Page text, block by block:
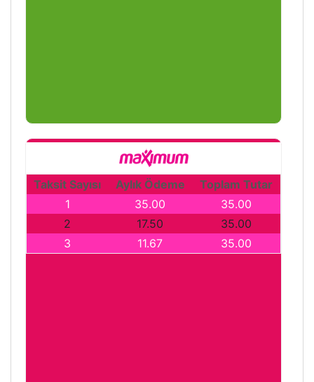
Taksit Sayısı Aylık Ödeme
Toplam Tutar
1
35.00
35.00
2
17.50
35.00
3
11.67 35.00